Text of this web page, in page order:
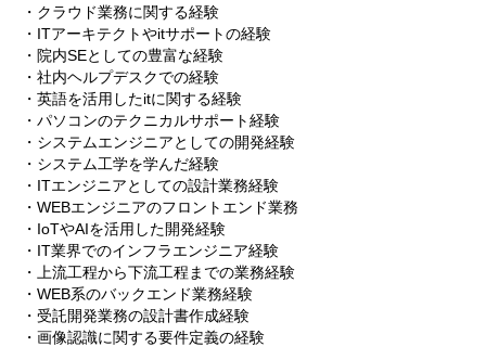
・クラウド業務に関する経験
・ITアーキテクトやitサポートの経験
・院内SEとしての豊富な経験
・社内ヘルプデスクでの経験
・英語を活用したitに関する経験
・パソコンのテクニカルサポート経験
・システムエンジニアとしての開発経験
・システム工学を学んだ経験
・ITエンジニアとしての設計業務経験
・WEBエンジニアのフロントエンド業務
・IoTやAIを活用した開発経験
・IT業界でのインフラエンジニア経験
・上流工程から下流工程までの業務経験
・WEB系のバックエンド業務経験
・受託開発業務の設計書作成経験
・画像認識に関する要件定義の経験